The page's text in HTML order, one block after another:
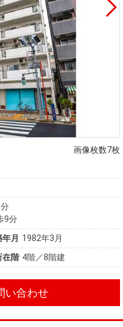
住まい1プ
ラス（お
役立ちコ
ラム）
住まい1プ
ラス（お
役立ちコ
ラム）
画像枚数7枚
9分
年月
1982年3月
在階 4階／8階建
い合わせ